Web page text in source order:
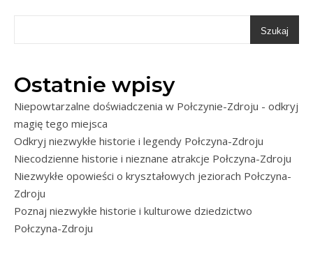
Szukaj
Ostatnie wpisy
Niepowtarzalne doświadczenia w Połczynie-Zdroju - odkryj
magię tego miejsca
Odkryj niezwykłe historie i legendy Połczyna-Zdroju
Niecodzienne historie i nieznane atrakcje Połczyna-Zdroju
Niezwykłe opowieści o kryształowych jeziorach Połczyna-
Zdroju
Poznaj niezwykłe historie i kulturowe dziedzictwo
Połczyna-Zdroju